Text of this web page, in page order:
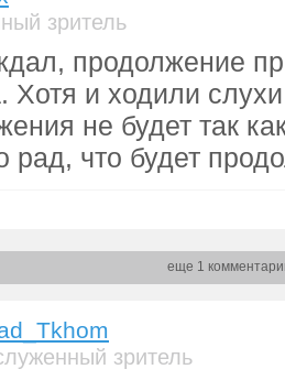
зритель
продолжение
Хотя и ходили
не будет так
рад, что будет
еще 1
зритель